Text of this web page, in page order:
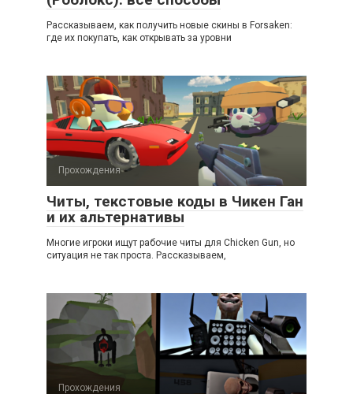
Рассказываем, как получить новые скины в Forsaken:
где их покупать, как открывать за уровни
Прохождения
Читы, текстовые коды в Чикен Ган
и их альтернативы
Многие игроки ищут рабочие читы для Chicken Gun, но
ситуация не так проста. Рассказываем,
Прохождения